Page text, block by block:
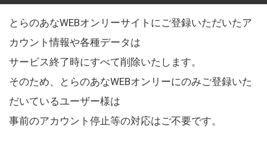
とらのあなWEBオンリーサイトにご登録いただいたア
カウント情報や各種データは
サービス終了時にすべて削除いたします。
そのため、とらのあなWEBオンリーにのみご登録いた
だいているユーザー様は
事前のアカウント停止等の対応はご不要です。